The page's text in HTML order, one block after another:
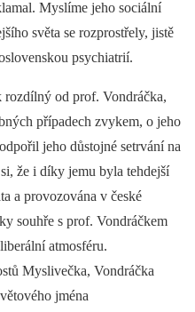
Myslíme jeho sociální
světa se rozprostřely, jistě
psychiatrií.
od prof. Vondráčka,
případech zvykem, o jeho
jeho důstojné setrvání na
že i díky jemu byla tehdejší
a provozována v české
souhře s prof. Vondráčkem
atmosféru.
Myslivečka, Vondráčka
jména